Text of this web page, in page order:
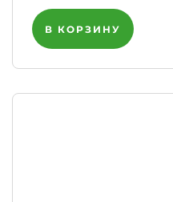
В КОРЗИНУ